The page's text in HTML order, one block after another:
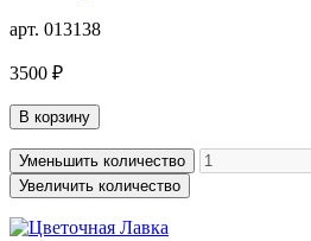
арт. 013138
3500 ₽
В корзину
Уменьшить количество
Увеличить количество